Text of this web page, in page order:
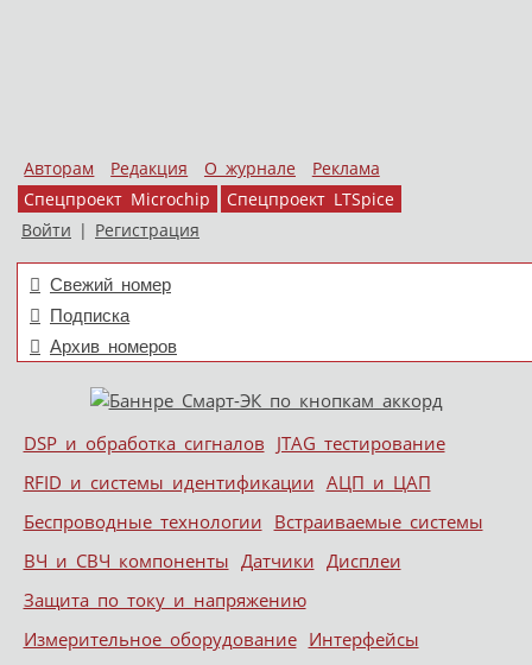
Авторам Редакция О журнале
Реклама
Спецпроект Microchip
Спецпроект LTSpice
Войти | Регистрация
Свежий номер
Подписка
Архив номеров
Меню
Skip to content
DSP и обработка сигналов JTAG тестирование
RFID и системы идентификации АЦП и ЦАП
Беспроводные технологии Встраиваемые системы
ВЧ и СВЧ компоненты Датчики Дисплеи
Защита по току и напряжению
Измерительное оборудование Интерфейсы